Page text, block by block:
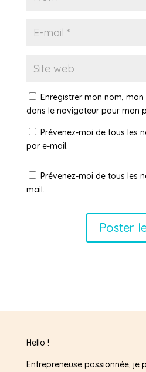
Enregistrer mon nom,
dans le navigateur pour mon
Prévenez-moi de tous les
par e-mail.
Prévenez-moi de tous les
mail.
Hello !
Entrepreneuse passionnée, je